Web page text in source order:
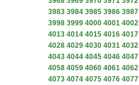
3983 3984 3985 3986 3987
3998 3999 4000 4001 4002
4013 4014 4015 4016 4017
4028 4029 4030 4031 4032
4043 4044 4045 4046 4047
4058 4059 4060 4061 4062
4073 4074 4075 4076 4077